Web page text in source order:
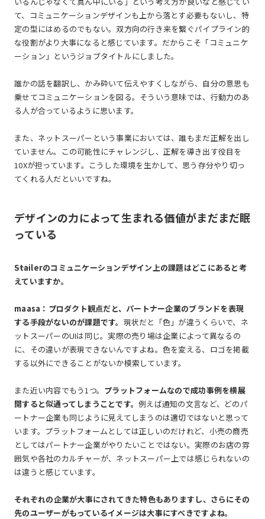
て、コミュニケーションデザインも上から落とす必要もないし、特
定の型にはめるのでもない。双方向の行き来を繋ぐパイプライン的
な役割がより大事になると感じています。だからこそ「コミュニケ
ーション」というジョブタイトルにしました。
誰かの話を翻訳し、かみ砕いて伝えやすくしながら、自分の意思も
乗せてコミュニケーションを図る。そういう意味では、行動力のあ
る人が合っているように思います。
また、ネットスーパーという事業においては、誰もまだ正解を出し
ていません。この可能性にチャレンジし、正解を導き出す役目を
10Xが担っています。こうした環境を生かして、思う存分やり切っ
てくれる人だといいですね。
デザインの力によって生まれる価値がまだまだ眠
っている
――Stailerのコミュニケーションデザイン上の課題はどこにあると考
えていますか。
maasa：プロダクト観点だと、パートナー企業のブランドを表現
する手段がないのが課題です。 現状だと「色」が違うくらいで、ネ
ットスーパーのUIは同じ。実際の売り場は企業によって異なるの
に、その違いが表現できないんですよね。色を変える、ロゴを掲載
する以外にできることがないか模索しています。
また近い内容でもう1つ。 プラットフォームなので成功事例を横展
開すると似通ってしまうことです。例えば通知の文言など、どのパ
ートナー企業も同じように見えてしまうのは適切ではないと思って
います。プラットフォームとしては正しいのだけれど、小売の商売
としてはパートナー企業がやりたいことではない。実際のお店の雰
囲気や各社のカルチャーが、ネットスーパー上では感じられないの
は違うと感じています。
――それぞれの企業が大事にされてきた特色もありますし、さらにその
先のユーザーがもっているイメージは大事にすべきですよね。